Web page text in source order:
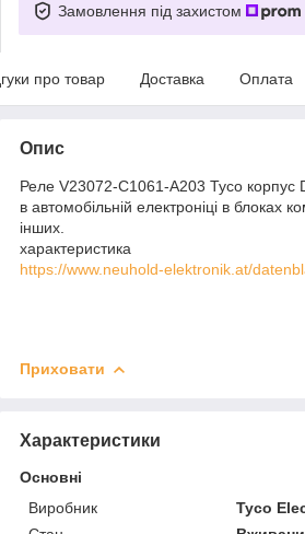
Замовлення під захистом
про товар Доставка Оплата
Опис
Реле V23072-C1061-A203 Tyco корпус
в автомобільній електроніці в блоках
інших.
характеристика
https://www.neuhold-elektronik.at/
Приховати
Характеристики
Основні
Виробник
Tyco